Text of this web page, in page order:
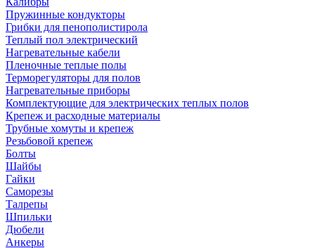
Пружинные кондукторы
Грибки для пенополистирола
Теплый пол электрический
Нагревательные кабели
Пленочные теплые полы
Терморегуляторы для полов
Нагревательные приборы
Комплектующие для электрических теплых полов
Крепеж и расходные материалы
Трубные хомуты и крепеж
Резьбовой крепеж
Болты
Шайбы
Гайки
Саморезы
Талрепы
Шпильки
Дюбели
Анкеры